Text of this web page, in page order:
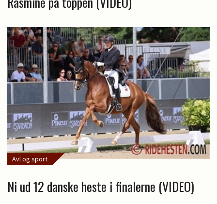
Avl og sport
Ni ud 12 danske heste i finalerne (VIDEO)